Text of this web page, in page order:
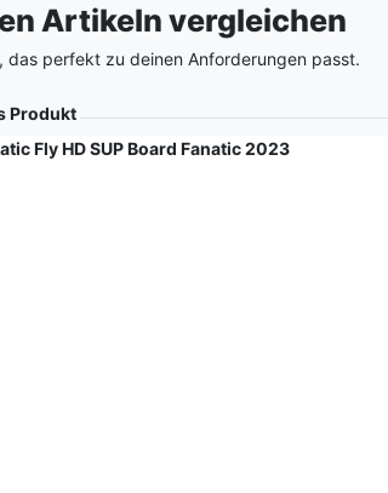
Artikeln vergleichen
das perfekt zu deinen Anforderungen passt.
Produkt